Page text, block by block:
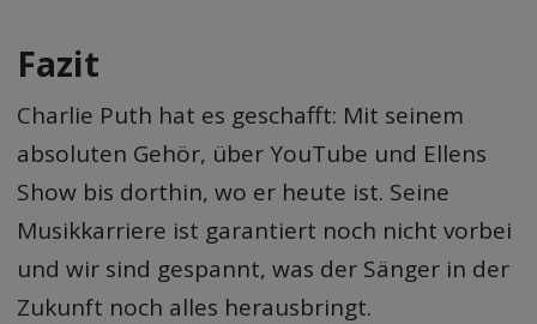
Fazit
Charlie Puth hat es geschafft: Mit seinem
absoluten Gehör, über YouTube und Ellens
Show bis dorthin, wo er heute ist. Seine
Musikkarriere ist garantiert noch nicht vorbei
und wir sind gespannt, was der Sänger in der
Zukunft noch alles herausbringt.